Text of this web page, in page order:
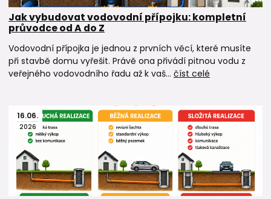
Jak vybudovat vodovodní přípojku: kompletní
průvodce od A do Z
Vodovodní přípojka je jednou z prvních věcí, které musíte
při stavbě domu vyřešit. Právě ona přivádí pitnou vodu z
veřejného vodovodního řadu až k vaš... číst celé
16.06.
2026